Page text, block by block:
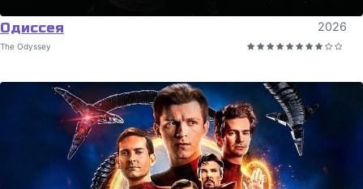
Одиссея 2026
The Odyssey